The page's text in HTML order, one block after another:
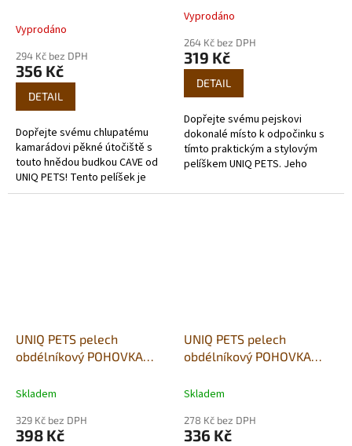
Vyprodáno
294 Kč bez DPH
356 Kč
DETAIL
Dopřejte svému chlupatému
kamarádovi pěkné útočiště s
touto hnědou budkou CAVE od
UNIQ PETS! Tento pelíšek je
navržen tak, aby poskytl
XL 74x59x12cm
Průměrné
produktu
je
hvězdiček.
Vyprodáno
264 Kč bez DPH
319 Kč
DETAIL
Dopřejte svému pejskovi
dokonalé místo k odpočinku s
tímto praktickým a stylovým
pelíškem UNIQ PETS. Jeho
(74x59x12 cm) poskytují
UNIQ PETS pelech
obdélníkový POHOVKA
Skladem
329 Kč bez DPH
398 Kč
UNIQ PETS pelech
obdélníkový POHOVKA
Skladem
278 Kč bez DPH
336 Kč